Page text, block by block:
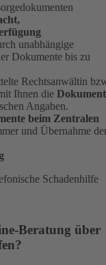
unabhängige
Dokumente bis zu
Rechtsanwältin
Ihnen die
Angaben.
beim Zentralen
und Übernahme
Schadenhilfe
Beratung über